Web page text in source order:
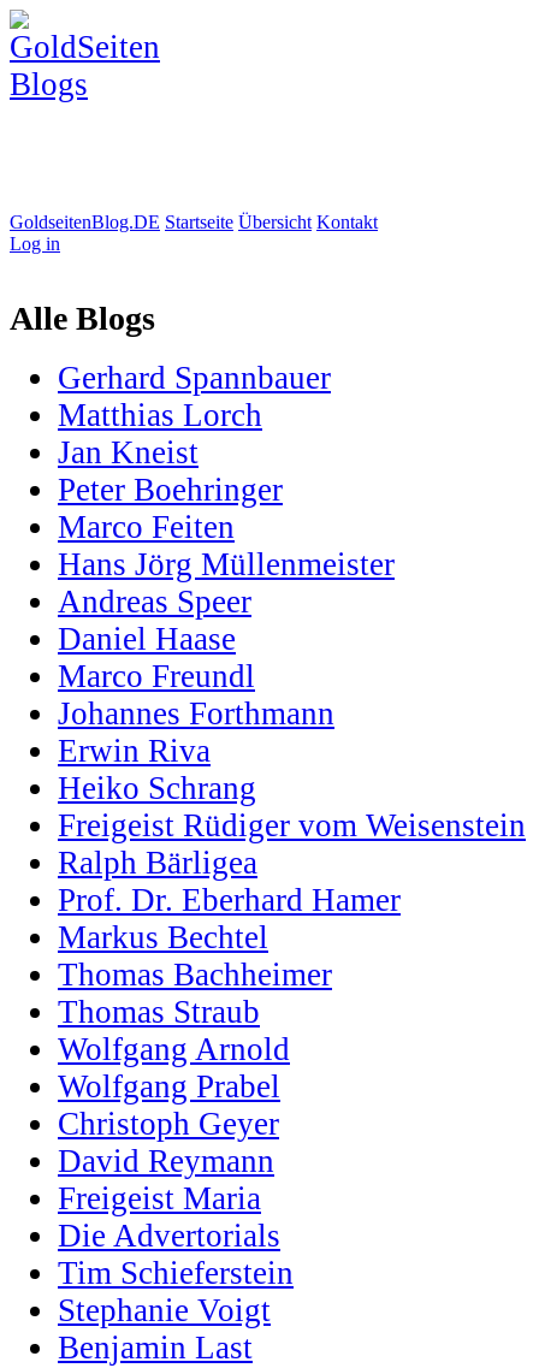
GoldseitenBlog.DE Startseite Übersicht Kontakt
Log in
Alle Blogs
Gerhard Spannbauer
Matthias Lorch
Jan Kneist
Peter Boehringer
Marco Feiten
Hans Jörg Müllenmeister
Andreas Speer
Daniel Haase
Marco Freundl
Johannes Forthmann
Erwin Riva
Heiko Schrang
Freigeist Rüdiger vom Weisenstein
Ralph Bärligea
Prof. Dr. Eberhard Hamer
Markus Bechtel
Thomas Bachheimer
Thomas Straub
Wolfgang Arnold
Wolfgang Prabel
Christoph Geyer
David Reymann
Freigeist Maria
Die Advertorials
Tim Schieferstein
Stephanie Voigt
Benjamin Last